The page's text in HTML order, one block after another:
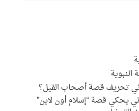
النبوية
تحريف قصة أصحاب الفيل؟
يحكي قصة “إسلام أون لاين”